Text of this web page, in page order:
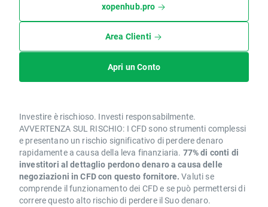
xopenhub.pro
Area Clienti
Apri un Conto
Investire è rischioso. Investi responsabilmente.
AVVERTENZA SUL RISCHIO: I CFD sono strumenti complessi
e presentano un rischio significativo di perdere denaro
rapidamente a causa della leva finanziaria. 77% di conti di
investitori al dettaglio perdono denaro a causa delle
negoziazioni in CFD con questo fornitore. Valuti se
comprende il funzionamento dei CFD e se può permettersi di
correre questo alto rischio di perdere il Suo denaro.